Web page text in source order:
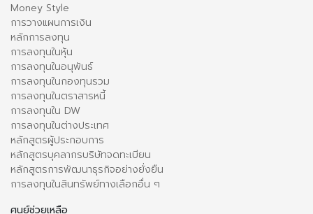
Money Style
การวางแผนการเงิน
หลักการลงทุน
การลงทุนในหุ้น
การลงทุนในอนุพันธ์
การลงทุนในกองทุนรวม
การลงทุนในตราสารหนี้
การลงทุนใน DW
การลงทุนในต่างประเทศ
หลักสูตรผู้ประกอบการ
หลักสูตรบุคลากรบริษัทจดทะเบียน
หลักสูตรการพัฒนาธุรกิจอย่างยั่งยืน
การลงทุนในสินทรัพย์ทางเลือกอื่น ๆ
ศูนย์ช่วยเหลือ